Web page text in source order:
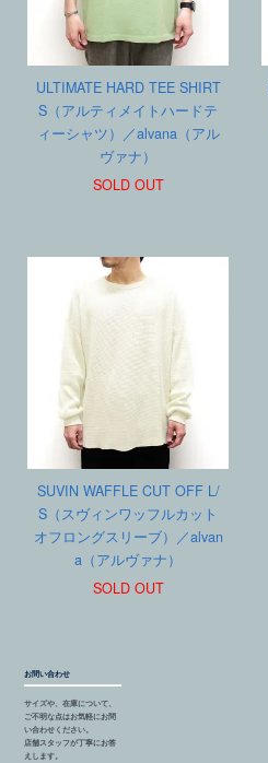
ULTIMATE HARD TEE SHIRT
S（アルティメイトハードテ
ィーシャツ）／alvana（アル
ヴァナ）
SOLD OUT
SUVIN WAFFLE CUT OFF L/
S（スヴィンワッフルカット
オフロングスリーブ）／alvan
a（アルヴァナ）
SOLD OUT
お問い合わせ
サイズや、在庫について、
ご不明な点はお気軽にお問
い合わせください。
店舗スタッフが丁寧にお答
えします。